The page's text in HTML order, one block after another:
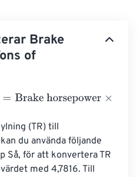
Brake
of
horsepower×0.2091
(TR) till
du använda följande
Så, för att konvertera TR
med 4,7816. Till